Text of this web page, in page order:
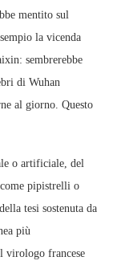
mentito sul
la vicenda
sembrerebbe
di Wuhan
al giorno. Questo
o artificiale, del
pipistrelli o
tesi sostenuta da
più
virologo francese